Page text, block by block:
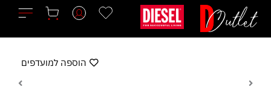
לתוכן
הוספה למועדפים